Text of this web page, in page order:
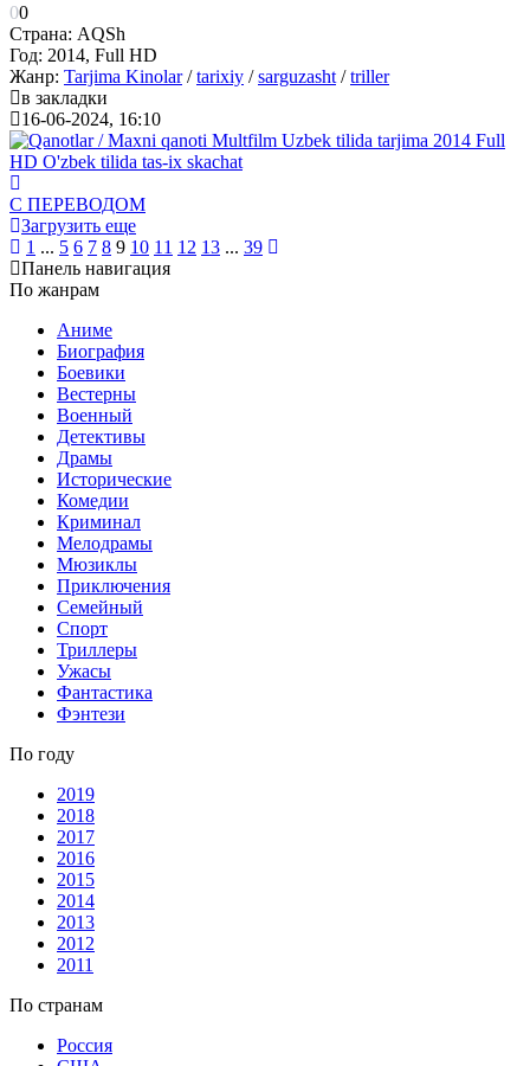
00
Страна: AQSh
Год: 2014, Full HD
Жанр: Tarjima Kinolar/tarixiy /sarguzasht /triller
в закладки
16-06-2024, 16:10
С ПЕРЕВОДОМ
Загрузить еще
1 ... 5 6 7 8 9 10 11 12 13 ... 39
Панель навигация
По жанрам
Аниме
Биография
Боевики
Вестерны
Военный
Детективы
Драмы
Исторические
Комедии
Криминал
Мелодрамы
Мюзиклы
Приключения
Семейный
Спорт
Триллеры
Ужасы
Фантастика
Фэнтези
По году
2019
2018
2017
2016
2015
2014
2013
2012
2011
По странам
Россия